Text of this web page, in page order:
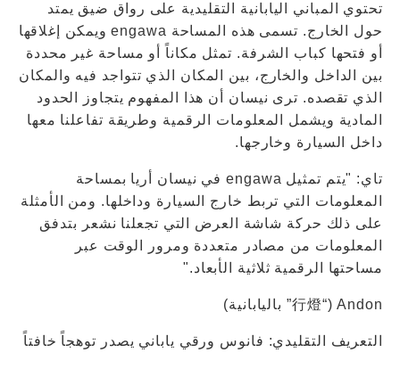
تحتوي المباني اليابانية التقليدية على رواق ضيق يمتد
حول الخارج. تسمى هذه المساحة engawa ويمكن إغلاقها
أو فتحها كباب الشرفة. تمثل مكاناً أو مساحة غير محددة
بين الداخل والخارج، بين المكان الذي تتواجد فيه والمكان
الذي تقصده. ترى نيسان أن هذا المفهوم يتجاوز الحدود
المادية ويشمل المعلومات الرقمية وطريقة تفاعلنا معها
داخل السيارة وخارجها.
تاي: "يتم تمثيل engawa في نيسان أريا بمساحة
المعلومات التي تربط خارج السيارة وداخلها. ومن الأمثلة
على ذلك حركة شاشة العرض التي تجعلنا نشعر بتدفق
المعلومات من مصادر متعددة ومرور الوقت عبر
مساحتها الرقمية ثلاثية الأبعاد."
Andon (“行燈” باليابانية)
التعريف التقليدي: فانوس ورقي ياباني يصدر توهجاً خافتاً